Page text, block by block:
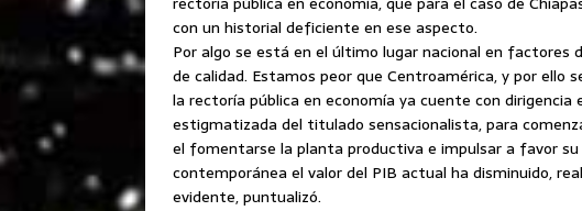
con un historial deficiente en ese aspecto.
Por algo se está en el último lugar nacional en factores
de calidad. Estamos peor que Centroamérica, y por ello
la rectoría pública en economía ya cuente con
estigmatizada del titulado sensacionalista, para
el fomentarse la planta productiva e impulsar a favor su
contemporánea el valor del PIB actual ha disminuido,
evidente, puntualizó.